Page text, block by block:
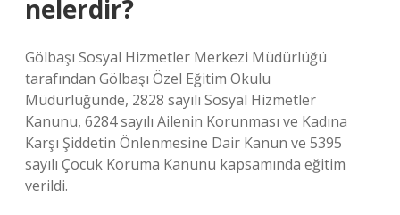
nelerdir?
Gölbaşı Sosyal Hizmetler Merkezi Müdürlüğü
tarafından Gölbaşı Özel Eğitim Okulu
Müdürlüğünde, 2828 sayılı Sosyal Hizmetler
Kanunu, 6284 sayılı Ailenin Korunması ve Kadına
Karşı Şiddetin Önlenmesine Dair Kanun ve 5395
sayılı Çocuk Koruma Kanunu kapsamında eğitim
verildi.